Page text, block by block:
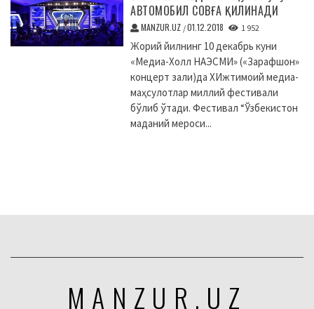
АВТОМОБИЛ СОВҒА ҚИЛИНАДИ
MANZUR.UZ /01.12.2018 1 952
Жорий йилнинг 10 декабрь куни
«Медиа-Холл НАЭСМИ» («Зарафшон»
концерт зали)да XИжтимоий медиа-
маҳсулотлар миллий фестивали
бўлиб ўтади. Фестивал “Ўзбекистон
маданий мероси...
MANZUR.UZ